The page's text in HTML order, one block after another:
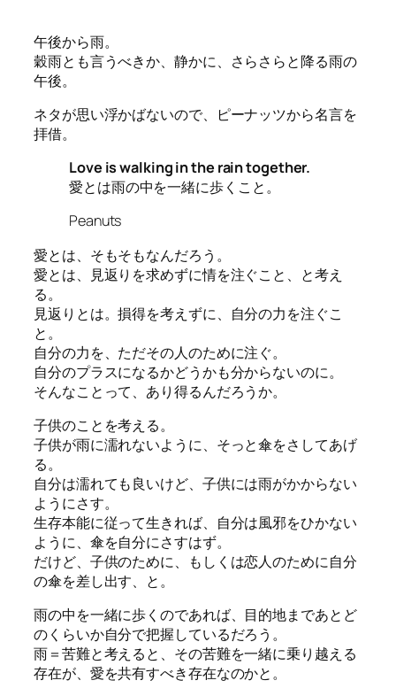
午後から雨。
穀雨とも言うべきか、静かに、さらさらと降る雨の
午後。
ネタが思い浮かばないので、ピーナッツから名言を
拝借。
Love is walking in the rain together.
愛とは雨の中を一緒に歩くこと。
Peanuts
愛とは、そもそもなんだろう。
愛とは、見返りを求めずに情を注ぐこと、と考え
る。
見返りとは。損得を考えずに、自分の力を注ぐこ
と。
自分の力を、ただその人のために注ぐ。
自分のプラスになるかどうかも分からないのに。
そんなことって、あり得るんだろうか。
子供のことを考える。
子供が雨に濡れないように、そっと傘をさしてあげ
る。
自分は濡れても良いけど、子供には雨がかからない
ようにさす。
生存本能に従って生きれば、自分は風邪をひかない
ように、傘を自分にさすはず。
だけど、子供のために、もしくは恋人のために自分
の傘を差し出す、と。
雨の中を一緒に歩くのであれば、目的地まであとど
のくらいか自分で把握しているだろう。
雨＝苦難と考えると、その苦難を一緒に乗り越える
存在が、愛を共有すべき存在なのかと。